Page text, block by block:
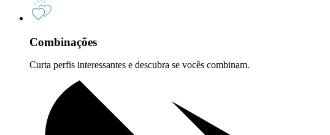
Combinações
Curta perfis interessantes e descubra se vocês combinam.